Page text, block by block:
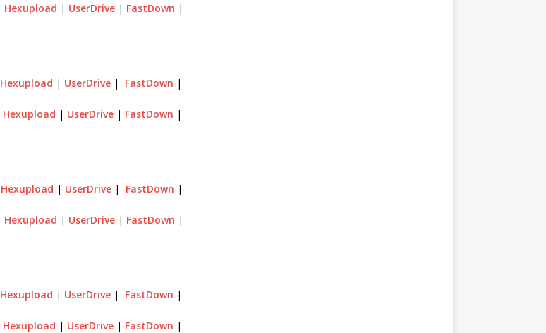
Hexupload | UserDrive | FastDown |
Hexupload | UserDrive | FastDown |
Hexupload | UserDrive | FastDown |
Hexupload | UserDrive| FastDown |
Hexupload | UserDrive | FastDown |
Hexupload | UserDrive | FastDown |
Hexupload | UserDrive | FastDown |